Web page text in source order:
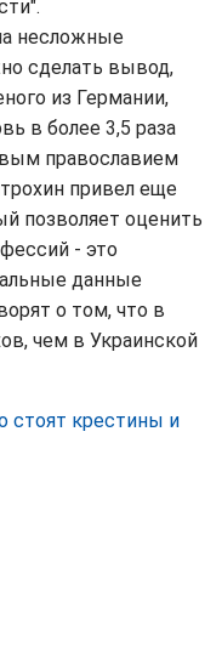
несложные
сделать вывод,
из Германии,
в более 3,5 раза
православием
привел еще
позволяет оценить
- это
данные
о том, что в
чем в Украинской
стоят крестины и